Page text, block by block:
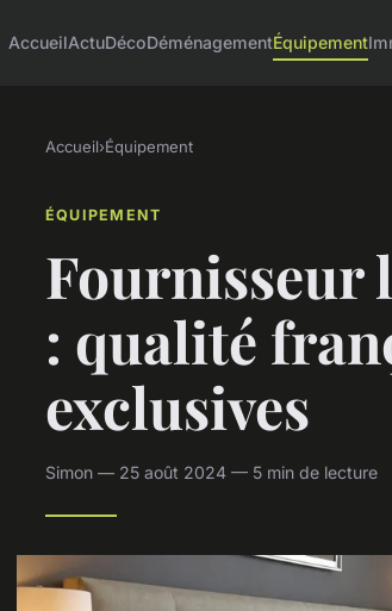
AccueilActuDécoDéménagementÉquipement
Accueil›Équipement
ÉQUIPEMENT
Fournisseur
: qualité
exclusives
Simon — 25 août 2024 — 5 min de lecture